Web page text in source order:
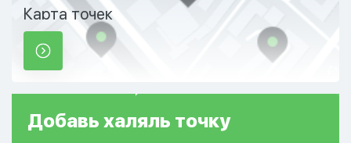
Карта точек
Добавь халяль точку